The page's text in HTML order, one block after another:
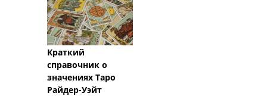
Краткий
справочник о
значениях Таро
Райдер-Уэйт